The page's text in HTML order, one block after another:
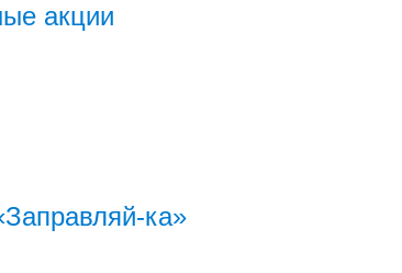
акции
ка»